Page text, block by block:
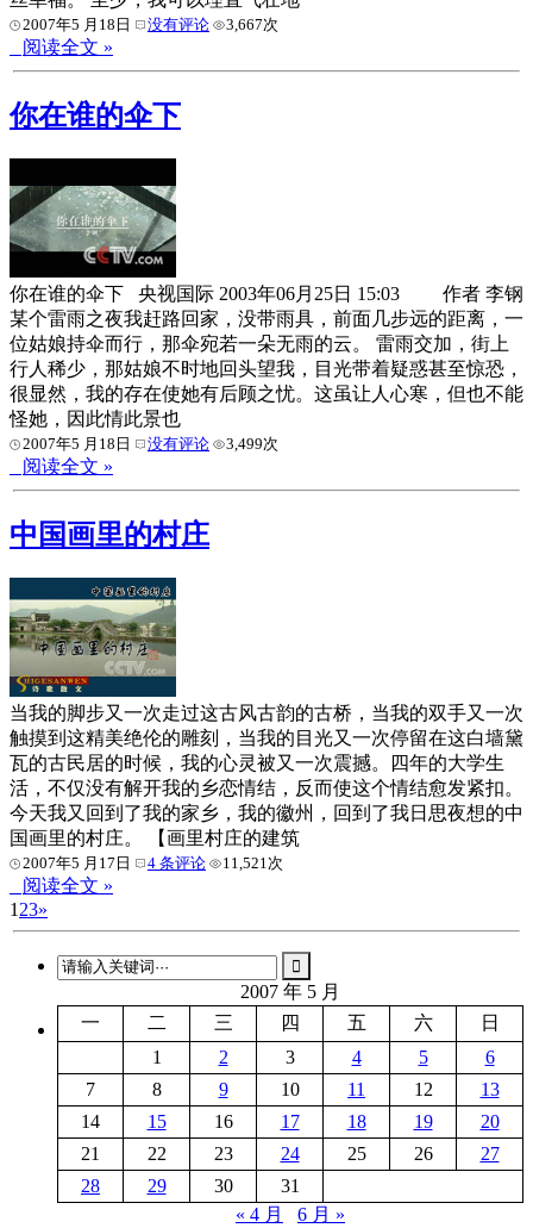
2007年5 月18日 没有评论 3,667次
阅读全文 »
你在谁的伞下
你在谁的伞下 央视国际 2003年06月25日 15:03 作者 李钢
某个雷雨之夜我赶路回家，没带雨具，前面几步远的距离，一
位姑娘持伞而行，那伞宛若一朵无雨的云。 雷雨交加，街上
行人稀少，那姑娘不时地回头望我，目光带着疑惑甚至惊恐，
很显然，我的存在使她有后顾之忧。这虽让人心寒，但也不能
怪她，因此情此景也
2007年5 月18日 没有评论 3,499次
阅读全文 »
中国画里的村庄
当我的脚步又一次走过这古风古韵的古桥，当我的双手又一次
触摸到这精美绝伦的雕刻，当我的目光又一次停留在这白墙黛
瓦的古民居的时候，我的心灵被又一次震撼。四年的大学生
活，不仅没有解开我的乡恋情结，反而使这个情结愈发紧扣。
今天我又回到了我的家乡，我的徽州，回到了我日思夜想的中
国画里的村庄。 【画里村庄的建筑
2007年5 月17日 4 条评论 11,521次
阅读全文 »
1 23»
2007 年 5 月
一
二 三 四 五 六
日
1
2 3 4 5
6
7
8 9 10 11 12
13
14
15 16 17 18 19
20
21
22 23 24 25 26
27
28
29 30
31
« 4 月
6 月 »